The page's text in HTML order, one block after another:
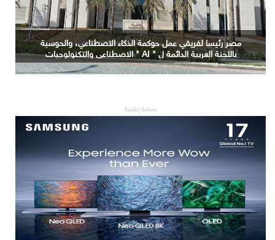
مصر رئيسا لفريقي عمل حوكمة الذكاء الاصطناعي، والحوسبة
باللجنة العربية الدائمة ل " AI " الاصطناعي والتكنولوجيات
البازغة بمجلس الوزراء العرب للاتصالات
مساحة إعلانية